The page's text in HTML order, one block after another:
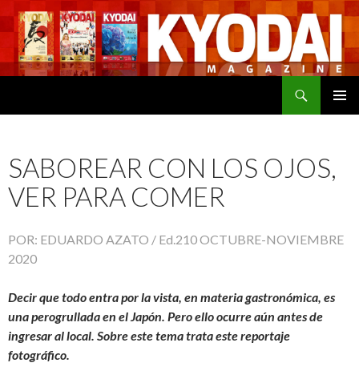
SABOREAR CON LOS OJOS,
VER PARA COMER
POR: EDUARDO AZATO / Ed.210 OCTUBRE-NOVIEMBRE
2020
Decir que todo entra por la vista, en materia gastronómica, es
una perogrullada en el Japón. Pero ello ocurre aún antes de
ingresar al local. Sobre este tema trata este reportaje
fotográfico.